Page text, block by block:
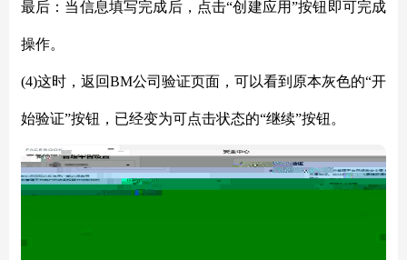
最后：当信息填写完成后，点击“创建应用”按钮即可完成
操作。
(4)这时，返回BM公司验证页面，可以看到原本灰色的“开
始验证”按钮，已经变为可点击状态的“继续”按钮。